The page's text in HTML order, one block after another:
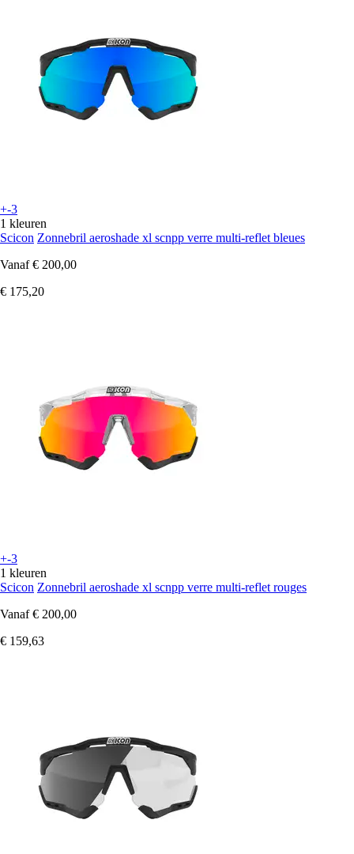
+-3
1 kleuren
Scicon Zonnebril aeroshade xl scnpp verre multi-reflet bleues
Vanaf € 200,00
€ 175,20
+-3
1 kleuren
Scicon Zonnebril aeroshade xl scnpp verre multi-reflet rouges
Vanaf € 200,00
€ 159,63